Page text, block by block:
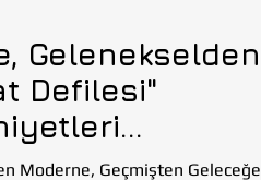
Gelenekselden
Defilesi"
Moderne, Geçmişten Geleceğe